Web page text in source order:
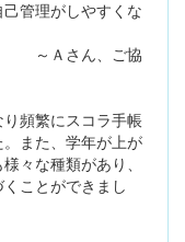
管理がしやすくな
ご協
頻繁にスコラ手帳
また、学年が上が
々な種類があり、
ことができまし